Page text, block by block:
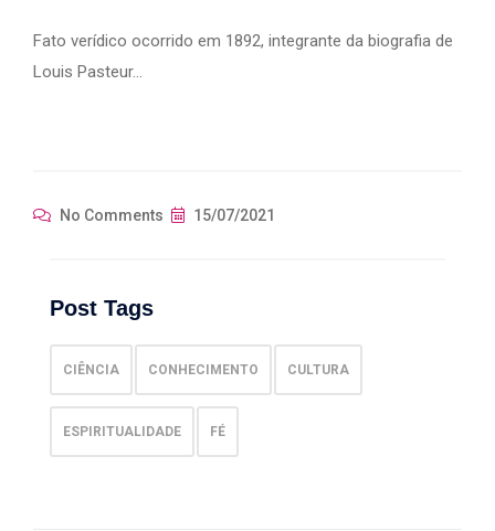
Fato verídico ocorrido em 1892, integrante da biografia de
Louis Pasteur…
No Comments 15/07/2021
Post Tags
CIÊNCIA CONHECIMENTO CULTURA
ESPIRITUALIDADE FÉ